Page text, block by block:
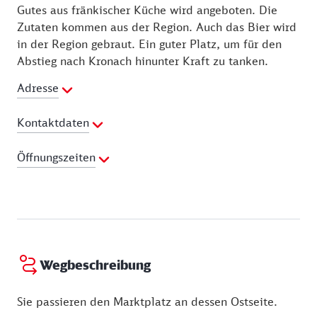
Gutes aus fränkischer Küche wird angeboten. Die
Zutaten kommen aus der Region. Auch das Bier wird
in der Region gebraut. Ein guter Platz, um für den
Abstieg nach Kronach hinunter Kraft zu tanken.
Adresse
Kontaktdaten
Telefon:09261 500700
Webseite:http://bastion-marie.de
Öffnungszeiten
Freitag:11:30 - 22:00 Uhr
Mittwoch:
Samstag:11:30 - 22:00 Uhr
Wegbeschreibung
Sie passieren den Marktplatz an dessen Ostseite.